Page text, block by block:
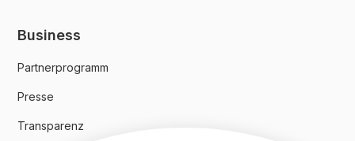
Business
Partnerprogramm
Presse
Transparenz